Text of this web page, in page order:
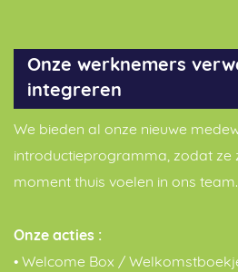
Onze werknemers
integreren
We bieden al onze nieuwe
introductieprogramma, zodat ze
moment thuis voelen in ons team.
Onze acties :
• Welcome Box /